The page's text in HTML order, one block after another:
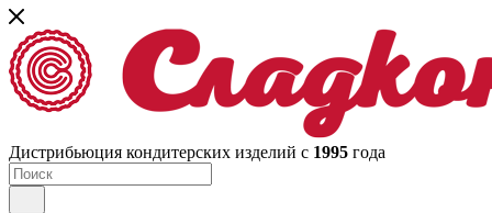
Дистрибьюция кондитерских изделий с 1995 года